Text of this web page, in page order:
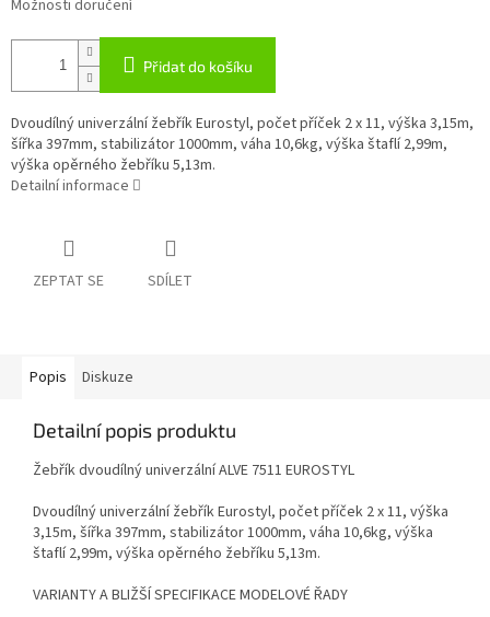
Možnosti doručení
Přidat do košíku
Dvoudílný univerzální žebřík Eurostyl, počet příček 2 x 11, výška 3,15m,
šířka 397mm, stabilizátor 1000mm, váha 10,6kg, výška štaflí 2,99m,
výška opěrného žebříku 5,13m.
Detailní informace
ZEPTAT SE SDÍLET
Popis Diskuze
Detailní popis produktu
Žebřík dvoudílný univerzální ALVE 7511 EUROSTYL
Dvoudílný univerzální žebřík Eurostyl, počet příček 2 x 11, výška
3,15m, šířka 397mm, stabilizátor 1000mm, váha 10,6kg, výška
štaflí 2,99m, výška opěrného žebříku 5,13m.
VARIANTY A BLIŽŠÍ SPECIFIKACE MODELOVÉ ŘADY